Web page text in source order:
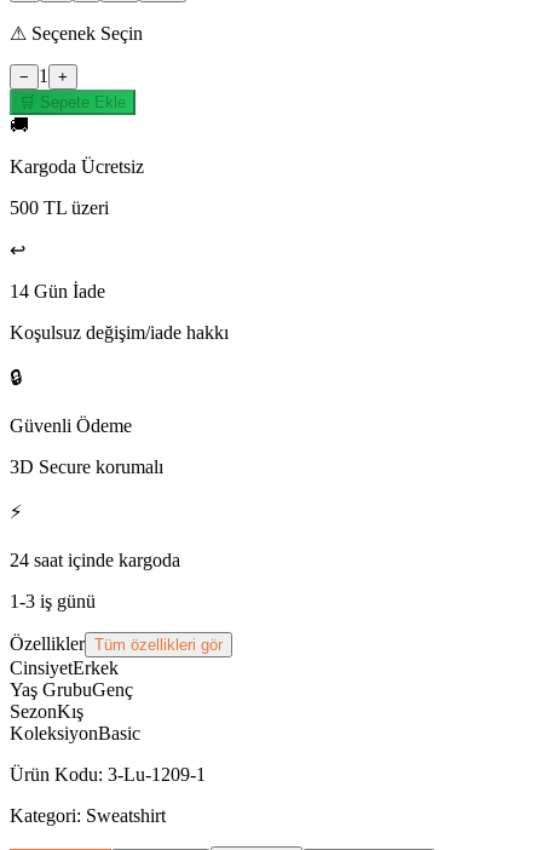
⚠ Seçenek Seçin
− 1
+
🛒 Sepete Ekle
🚚
Kargoda Ücretsiz
500 TL üzeri
↩️
14 Gün İade
Koşulsuz değişim/iade hakkı
🔒
Güvenli Ödeme
3D Secure korumalı
⚡
24 saat içinde kargoda
1-3 iş günü
Özellikler Tüm özellikleri gör
CinsiyetErkek
Yaş GrubuGenç
SezonKış
KoleksiyonBasic
Ürün Kodu: 3-Lu-1209-1
Kategori: Sweatshirt